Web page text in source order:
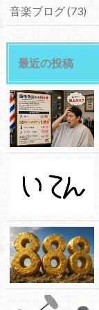
音楽ブログ(73)
最近の投稿